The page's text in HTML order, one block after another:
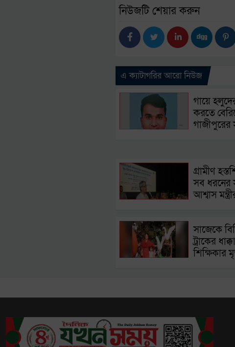
নিউজটি শেয়ার করুন
এ ক্যাটাগরির আরো নিউজ
গায়ে
করতে
গাজীপুরের
গ্রামীণ
সব ধরনের
আশ্বাস
সাজেকে
ট্রাকের
শিক্ষিকার